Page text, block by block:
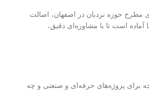
مطرح حوزه نردبان در اصفهان، اصالت
آماده است تا با مشاوره‌ای دقیق،
صنعتی شماست. چه برای پروژه‌های حرفه‌ای و صنعتی و چه